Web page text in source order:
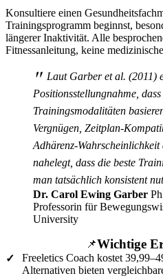
Konsultiere einen
Trainingsprogramm beginnst,
längerer Inaktivität. Alle
Fitnessanleitung, keine
" Laut Garber et al. (2011)
Positionsstellungnahme,
Trainingsmodalitäten
Vergnügen, Zeitplan-
Adhärenz-
nahelegt, dass die beste
man tatsächlich konsistent
Dr. Carol Ewing Garber
Professorin für
University
📌Wichtige
✓
Freeletics Coach kostet
Alternativen bieten